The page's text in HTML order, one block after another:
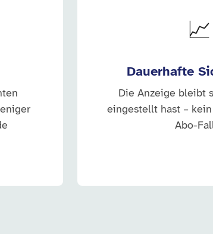
📈
Dauerhafte
Die Anzeige bleibt
eingestellt hast –
Abo-